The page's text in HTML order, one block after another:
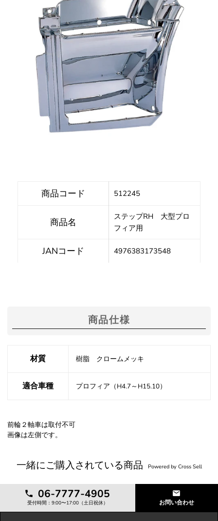
商品コード 512245
商品名
ステップRH 大型プロ
フィア用
JANコード 4976383173548
商品仕様
材質 樹脂 クロームメッキ
適合車種 プロフィア（H4.7～H15.10）
前輪２軸車は取付不可
画像は左側です。
一緒にご購入されている商品 Powered by Cross Sell
06-7777-4905
受付時間：9:00〜17:00（土日祝休） お問い合わせ